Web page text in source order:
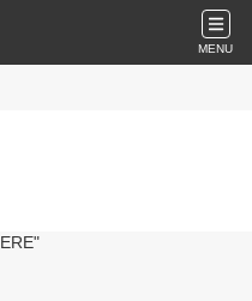
MENU